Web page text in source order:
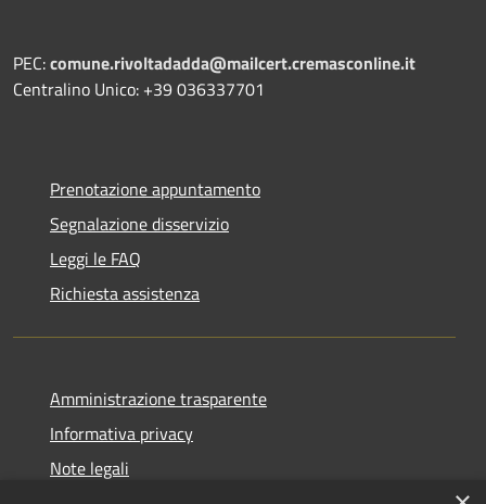
PEC:comune.rivoltadadda@mailcert.cremasconline.it
Centralino Unico: +39 036337701
Prenotazione appuntamento
Segnalazione disservizio
Leggi le FAQ
Richiesta assistenza
Amministrazione trasparente
Informativa privacy
Note legali